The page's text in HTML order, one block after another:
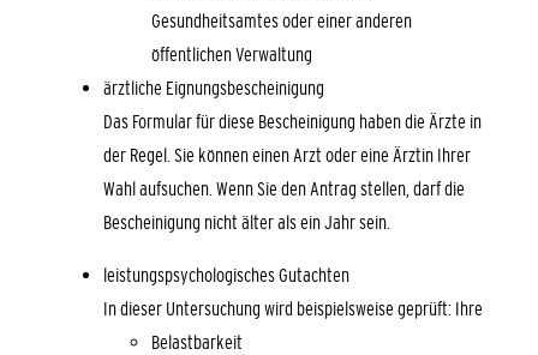
Gesundheitsamtes oder einer anderen
öffentlichen Verwaltung
ärztliche Eignungsbescheinigung
Das Formular für diese Bescheinigung haben die Ärzte in
der Regel. Sie können einen Arzt oder eine Ärztin Ihrer
Wahl aufsuchen. Wenn Sie den Antrag stellen, darf die
Bescheinigung nicht älter als ein Jahr sein.
leistungspsychologisches Gutachten
In dieser Untersuchung wird beispielsweise geprüft: Ihre
Belastbarkeit